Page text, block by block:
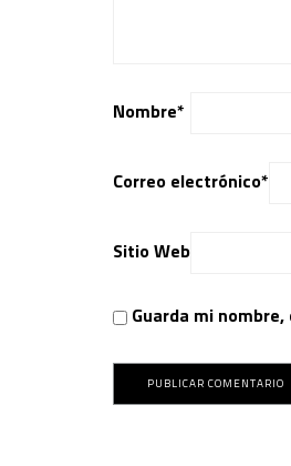
Nombre*
Correo electrónico*
Sitio Web
Guarda mi